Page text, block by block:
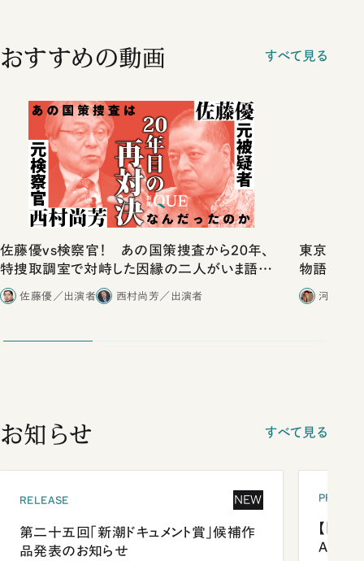
おすすめの動画 すべて見る
佐藤優vs検察官！ あの国策捜査から20年、
特捜取調室で対峙した因縁の二人がいま語り
合ったこと
佐藤優／出演者 西村尚芳／出演者
東京は都
物語」に
河野有
お知らせ すべて見る
RELEASE NEW
第二十五回「新潮ドキュメント賞」候補作
品発表のお知らせ
【「新